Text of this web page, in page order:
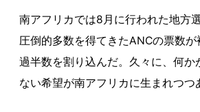
南アフリカでは8月に行われた地方
圧倒的多数を得てきたANCの票数
過半数を割り込んだ。久々に、何か
ない希望が南アフリカに生まれつつ